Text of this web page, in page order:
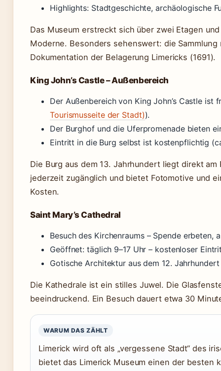
Highlights: Stadtgeschichte, archäologische
Das Museum erstreckt sich über zwei Etagen
Moderne. Besonders sehenswert: die
Dokumentation der Belagerung Limericks (1691).
King John’s Castle – Außenbereich
Der Außenbereich von King John’s Castle ist
Tourismusseite der Stadt)).
Der Burghof und die Uferpromenade bieten
Eintritt in die Burg selbst ist kostenpflichtig
Die Burg aus dem 13. Jahrhundert liegt direkt
jederzeit zugänglich und bietet Fotomotive und
Kosten.
Saint Mary’s Cathedral
Besuch des Kirchenraums – Spende erbeten,
Geöffnet: täglich 9–17 Uhr – kostenloser
Gotische Architektur aus dem 12.
Die Kathedrale ist ein stilles Juwel. Die
beeindruckend. Ein Besuch dauert etwa 30
WARUM DAS ZÄHLT
Limerick wird oft als „vergessene Stadt“ des
bietet das Limerick Museum einen der besten